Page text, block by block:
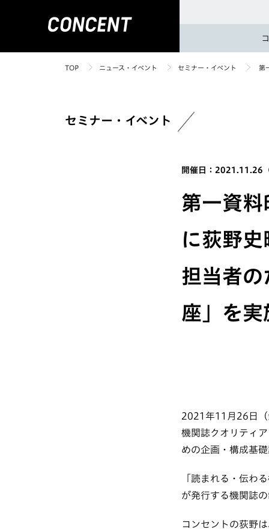
TOP ニュース・イベント セミナー・イベント 第
セミナー・イベント
開催日：2021.11.26
第一資料
に荻野
担当者
座」を実
2021年11月26日（
機関誌クオリティ
めの企画・構成基
「読まれる・伝わ
が発行する機関誌
コンセントの荻野